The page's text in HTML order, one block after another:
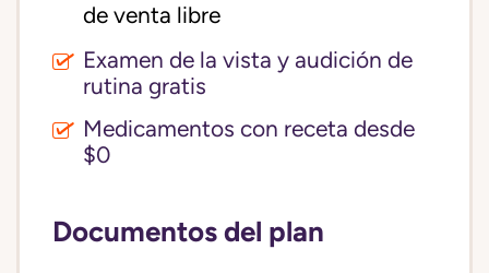
de venta libre
Examen de la vista y audición de
rutina gratis
Medicamentos con receta desde
$0
Documentos del plan